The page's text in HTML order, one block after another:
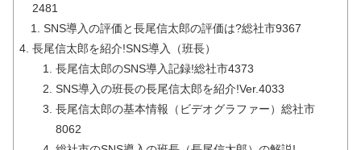
2481
SNS導入の評価と長尾信太郎の評価は?総社市9367
長尾信太郎を紹介!SNS導入（班長）
長尾信太郎のSNS導入記録!総社市4373
SNS導入の班長の長尾信太郎を紹介!Ver.4033
長尾信太郎の基本情報（ビデオグラファー）総社市
8062